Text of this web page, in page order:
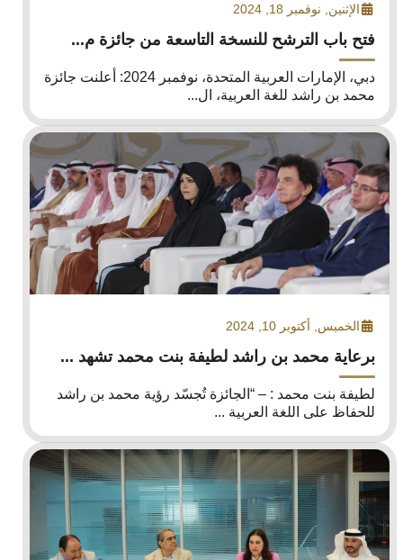
الإثنين, نوفمبر 18, 2024
فتح باب الترشح للنسخة التاسعة من جائزة م...
دبي، الإمارات العربية المتحدة، نوفمبر 2024: أعلنت جائزة
محمد بن راشد للغة العربية، ال...
الخميس, أكتوبر 10, 2024
برعاية محمد بن راشد لطيفة بنت محمد تشهد ...
لطيفة بنت محمد : – “الجائزة تُجسّد رؤية محمد بن راشد
للحفاظ على اللغة العربية ...